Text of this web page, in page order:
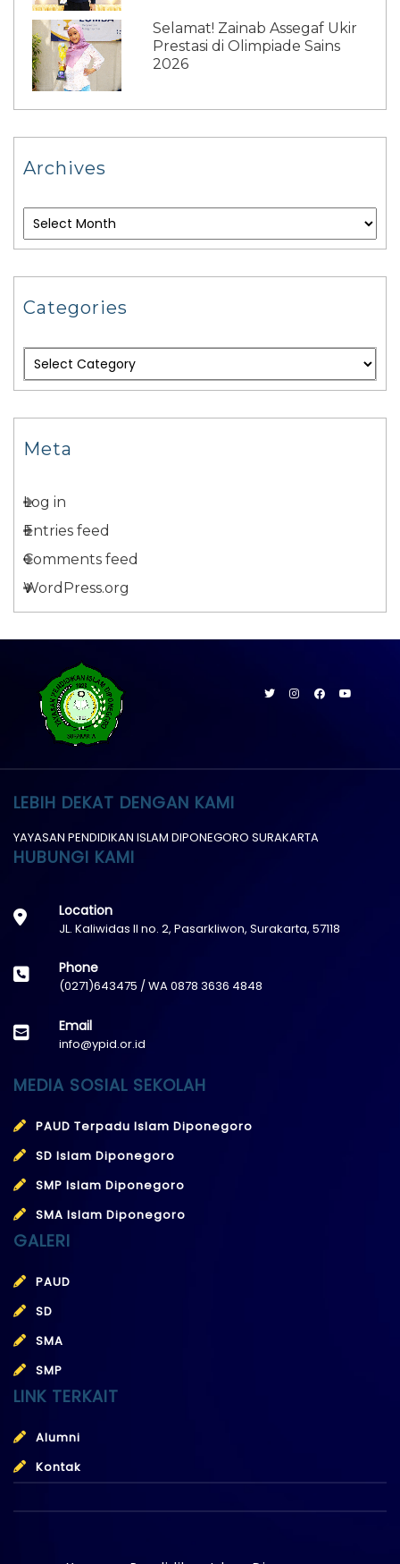
Selamat! Zainab Assegaf Ukir
Prestasi di Olimpiade Sains
2026
Archives
Categories
Meta
Log in
Entries feed
Comments feed
WordPress.org
LEBIH DEKAT DENGAN KAMI
YAYASAN PENDIDIKAN ISLAM DIPONEGORO SURAKARTA
HUBUNGI KAMI
Location
JL. Kaliwidas II no. 2, Pasarkliwon, Surakarta, 57118
Phone
(0271)643475 / WA 0878 3636 4848
Email
info@ypid.or.id
MEDIA SOSIAL SEKOLAH
PAUD Terpadu Islam Diponegoro
SD Islam Diponegoro
SMP Islam Diponegoro
SMA Islam Diponegoro
GALERI
PAUD
SD
SMA
SMP
LINK TERKAIT
Alumni
Kontak